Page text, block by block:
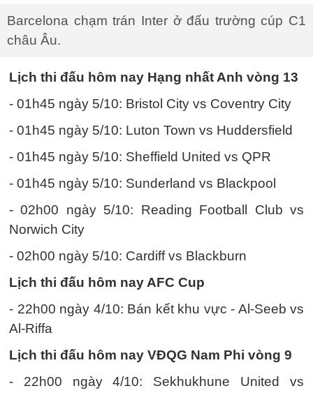
Barcelona chạm trán Inter ở đấu trường cúp C1
châu Âu.
Lịch thi đấu hôm nay Hạng nhất Anh vòng 13
- 01h45 ngày 5/10: Bristol City vs Coventry City
- 01h45 ngày 5/10: Luton Town vs Huddersfield
- 01h45 ngày 5/10: Sheffield United vs QPR
- 01h45 ngày 5/10: Sunderland vs Blackpool
- 02h00 ngày 5/10: Reading Football Club vs
Norwich City
- 02h00 ngày 5/10: Cardiff vs Blackburn
Lịch thi đấu hôm nay AFC Cup
- 22h00 ngày 4/10: Bán kết khu vực - Al-Seeb vs
Al-Riffa
Lịch thi đấu hôm nay VĐQG Nam Phi vòng 9
- 22h00 ngày 4/10: Sekhukhune United vs